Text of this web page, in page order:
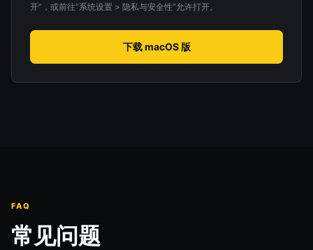
开”，或前往“系统设置 > 隐私与安全性”允许打开。
下载 macOS 版
FAQ
常见问题